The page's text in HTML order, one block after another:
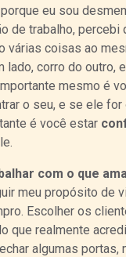
eu sou
de trabalho, percebi
várias coisas ao
lado, corro do outro,
mesmo é
o seu, e se ele
é você estar
com o que
meu propósito de
Escolher os
que realmente
algumas portas,